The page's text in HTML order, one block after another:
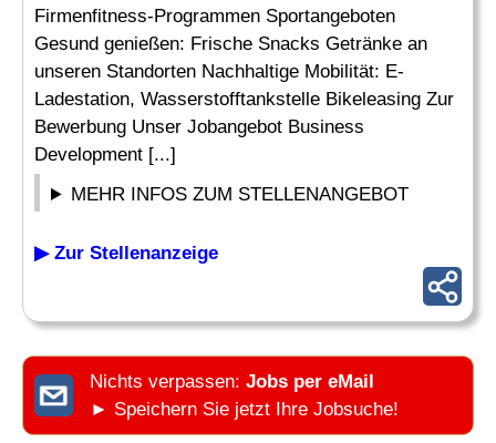
Firmenfitness-Programmen Sportangeboten
Gesund genießen: Frische Snacks Getränke an
unseren Standorten Nachhaltige Mobilität: E-
Ladestation, Wasserstofftankstelle Bikeleasing Zur
Bewerbung Unser Jobangebot Business
Development [...]
MEHR INFOS ZUM STELLENANGEBOT
▶ Zur Stellenanzeige
Nichts verpassen: Jobs per eMail
► Speichern Sie jetzt Ihre Jobsuche!